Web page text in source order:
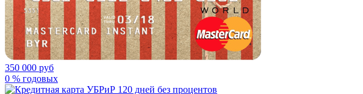
350 000 руб
0 % годовых